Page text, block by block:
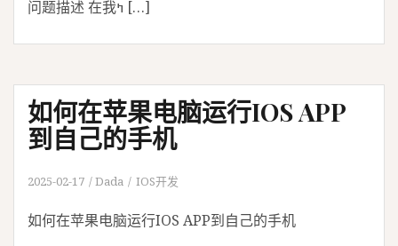
问题描述 在我ߤ […]
如何在苹果电脑运行IOS APP
到自己的手机
2025-02-17 Dada IOS开发
如何在苹果电脑运行IOS APP到自己的手机